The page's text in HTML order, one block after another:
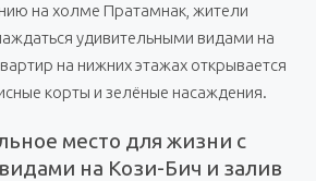
на холме Пратамнак, жители
удивительными видами на
на нижних этажах открывается
корты и зелёные насаждения.
место для жизни с
на Кози-Бич и залив